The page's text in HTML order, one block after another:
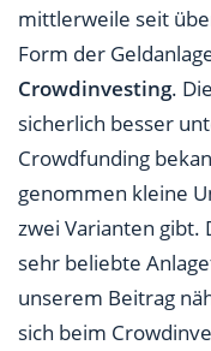
Wie finde ich
Tabelle:
Eignet sich
Für welchen
Crowdinvesting-
mittlerweile seit
Form der
Crowdinvesting.
sicherlich besser
Crowdfunding
genommen kleine
zwei Varianten gibt.
sehr beliebte
unserem Beitrag
sich beim